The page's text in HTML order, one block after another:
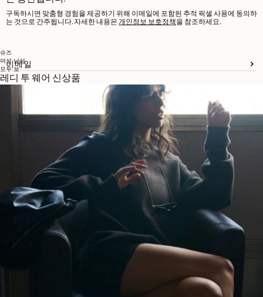
슈즈
여성 남성
모두 보
레디 투 웨어 신상품
구독하시면 맞춤형 경험을 제공하기 위해 이메일에 포함된 추적 픽셀 사용에 동의하
는 것으로 간주됩니다. 자세한 내용은 개인정보 보호정책을 참조하세요.
이메일